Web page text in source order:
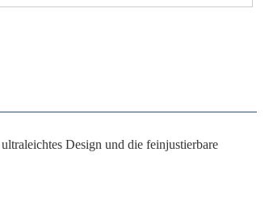
ultraleichtes Design und die feinjustierbare